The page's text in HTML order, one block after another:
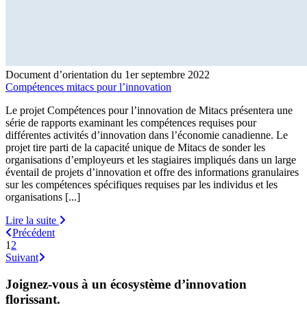
Document d’orientation du 1er septembre 2022
Compétences mitacs pour l’innovation
Le projet Compétences pour l’innovation de Mitacs présentera une
série de rapports examinant les compétences requises pour
différentes activités d’innovation dans l’économie canadienne. Le
projet tire parti de la capacité unique de Mitacs de sonder les
organisations d’employeurs et les stagiaires impliqués dans un large
éventail de projets d’innovation et offre des informations granulaires
sur les compétences spécifiques requises par les individus et les
organisations [...]
Lire la suite
Précédent
1 2
Suivant
Joignez-vous à un écosystème d’innovation
florissant.